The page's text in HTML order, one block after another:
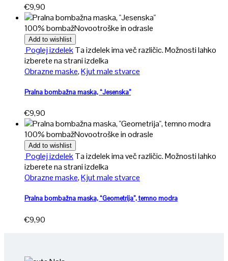
€9,90
100% bombažNovootroške in odrasle
Add to wishlist
Poglej izdelekTa izdelek ima več različic. Možnosti lahko
izberete na strani izdelka
Obrazne maske,Kjut male stvarce
Pralna bombažna maska, “Jesenska”
€9,90
100% bombažNovootroške in odrasle
Add to wishlist
Poglej izdelekTa izdelek ima več različic. Možnosti lahko
izberete na strani izdelka
Obrazne maske,Kjut male stvarce
Pralna bombažna maska, “Geometrija”, temno modra
€9,90